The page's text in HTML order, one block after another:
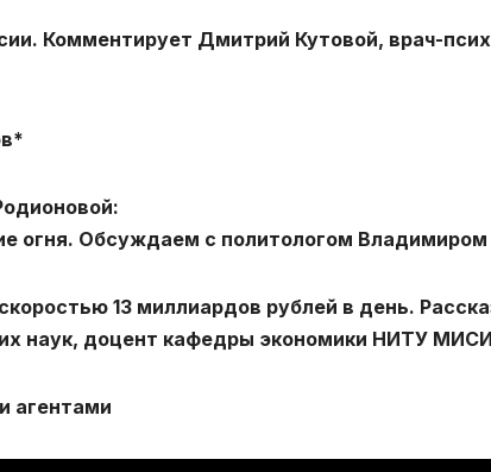
Комментирует Дмитрий Кутовой, врач-
огня. Обсуждаем с политологом
13 миллиардов рублей в день.
наук, доцент кафедры экономики НИТУ
агентами